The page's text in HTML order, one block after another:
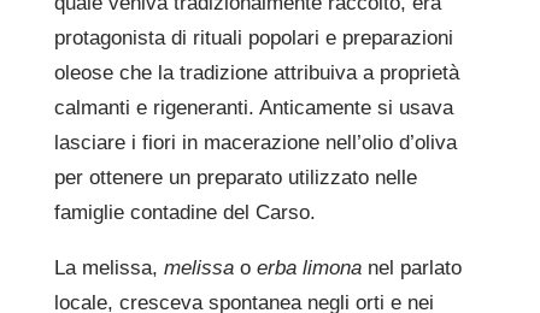
protagonista di rituali popolari e preparazioni
oleose che la tradizione attribuiva a proprietà
calmanti e rigeneranti. Anticamente si usava
lasciare i fiori in macerazione nell’olio d’oliva
per ottenere un preparato utilizzato nelle
famiglie contadine del Carso.
La melissa, melissa o erba limona nel parlato
locale, cresceva spontanea negli orti e nei